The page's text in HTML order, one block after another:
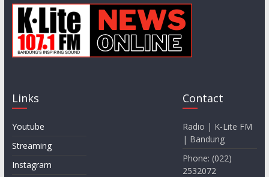
Links
Youtube
Streaming
Instagram
Contact
Radio | K-Lite FM
| Bandung
Phone: (022)
2532072